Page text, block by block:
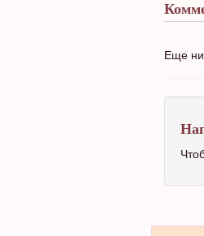
Еще